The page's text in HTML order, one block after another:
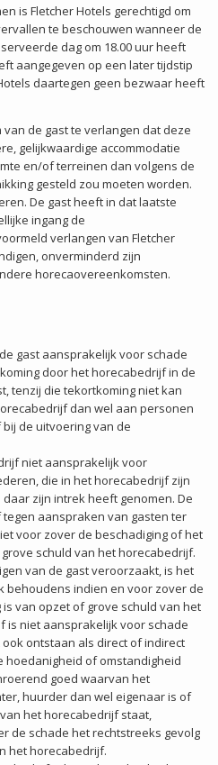
is Fletcher Hotels gerechtigd om
te beschouwen wanneer de
dag om 18.00 uur heeft
aangegeven op een later tijdstip
daartegen geen bezwaar heeft
van de gast te verlangen dat deze
gelijkwaardige accommodatie
en/of terreinen dan volgens de
gesteld zou moeten worden.
De gast heeft in dat laatste
ingang de
verlangen van Fletcher
onverminderd zijn
horecaovereenkomsten.
gast aansprakelijk voor schade
door het horecabedrijf in de
tenzij die tekortkoming niet kan
dan wel aan personen
de uitvoering van de
niet aansprakelijk voor
die in het horecabedrijf zijn
zijn intrek heeft genomen. De
aanspraken van gasten ter
voor zover de beschadiging of het
schuld van het horecabedrijf.
van de gast veroorzaakt, is het
indien en voor zover de
van opzet of grove schuld van het
is niet aansprakelijk voor schade
ontstaan als direct of indirect
hoedanigheid of omstandigheid
goed waarvan het
huurder dan wel eigenaar is of
het horecabedrijf staat,
de schade het rechtstreeks gevolg
het horecabedrijf.